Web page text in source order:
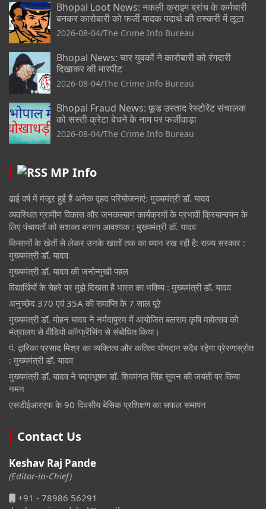
Bhopal Loot News: नकली क्राइम ब्रांच के कर्मचारी
बनकर कारोबारी को फर्जी मादक पदार्थ की तस्करी में लूटा
2026-08-04 The Crime Info Bureau
Bhopal News: चार युवकों ने कारोबारी को रंगदारी
दिखाकर की मारपीट
2026-08-04 The Crime Info Bureau
Bhopal Fraud News: फूड उस्ताद रेस्टोरेंट संचालक
को सस्ती क्रेटा बेचने के नाम पर फर्जीवाड़ा
2026-08-04 The Crime Info Bureau
MP Info
ढाई वर्ष में मंजूर हुई हैं अनेक वृहद परियोजनाएं: मुख्यमंत्री डॉ. यादव
व्यवस्थित ग्रामीण विकास और जनकल्याण कार्यक्रमों के प्रभावी क्रियान्वयन के
लिए पंचायतों को सशक्त बनाना आवश्यक : मुख्यमंत्री डॉ. यादव
किसानों के खेतों से लेकर उनके खातों तक का ध्यान रख रही है: राज्य सरकार :
मुख्यमंत्री डॉ. यादव
मुख्यमंत्री डॉ. यादव की जनोन्मुखी पहल
विद्यार्थियों के चेहरे पर मुझे दिखता है भारत का भविष्य : मुख्यमंत्री डॉ. यादव
अनुच्छेद 370 एवं 35A की समाप्ति के 7 साल पूरे
मुख्यमंत्री डॉ. मोहन यादव ने नर्मदापुरम में आयोजित बलराम कृषि महोत्सव को
मंत्रालय से वीडियो कॉन्फ्रेंसिंग से संबोधित किया।
पं. द्वारिका प्रसाद मिश्र का व्यक्तित्व और कतित्व योगदान सदैव रहेगा प्रेरणास्रोत
: मुख्यमंत्री डॉ. यादव
मुख्यमंत्री डॉ. यादव ने पद्मभूषण डॉ. शिवमंगल सिंह सुमन की जयंती पर किया
नमन
एसडीईआरएफ के 90 दिवसीय बेसिक प्रशिक्षण का सफल समापन
Contact Us
Keshav Raj Pande
(Editor-in-Chief)
+91 - 78986 56291